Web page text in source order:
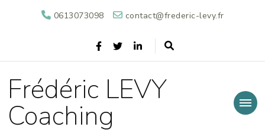
0613073098 contact@frederic-levy.fr
Frédéric LEVY
Coaching